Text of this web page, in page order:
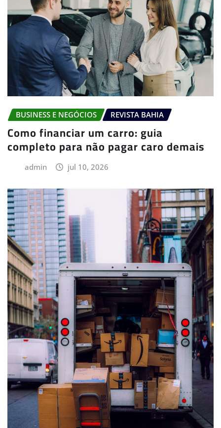
BUSINESS E NEGÓCIOS REVISTA BAHIA
Como financiar um carro: guia
completo para não pagar caro demais
admin jul 10, 2026